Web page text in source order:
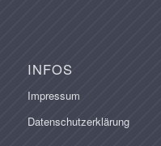
INFOS
Impressum
Datenschutzerklärung